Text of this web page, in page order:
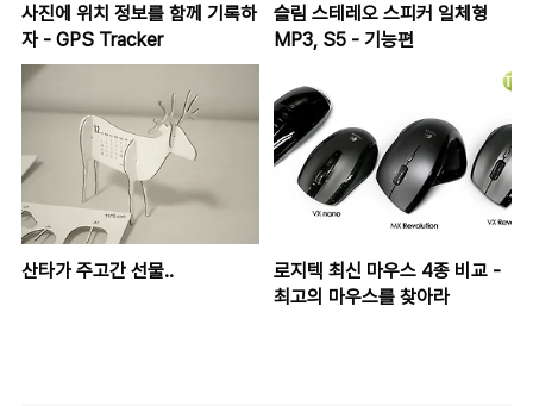
사진에 위치 정보를 함께 기록하
자 - GPS Tracker
슬림 스테레오 스피커 일체형
MP3, S5 - 기능편
산타가 주고간 선물..
로지텍 최신 마우스 4종 비교 -
최고의 마우스를 찾아라